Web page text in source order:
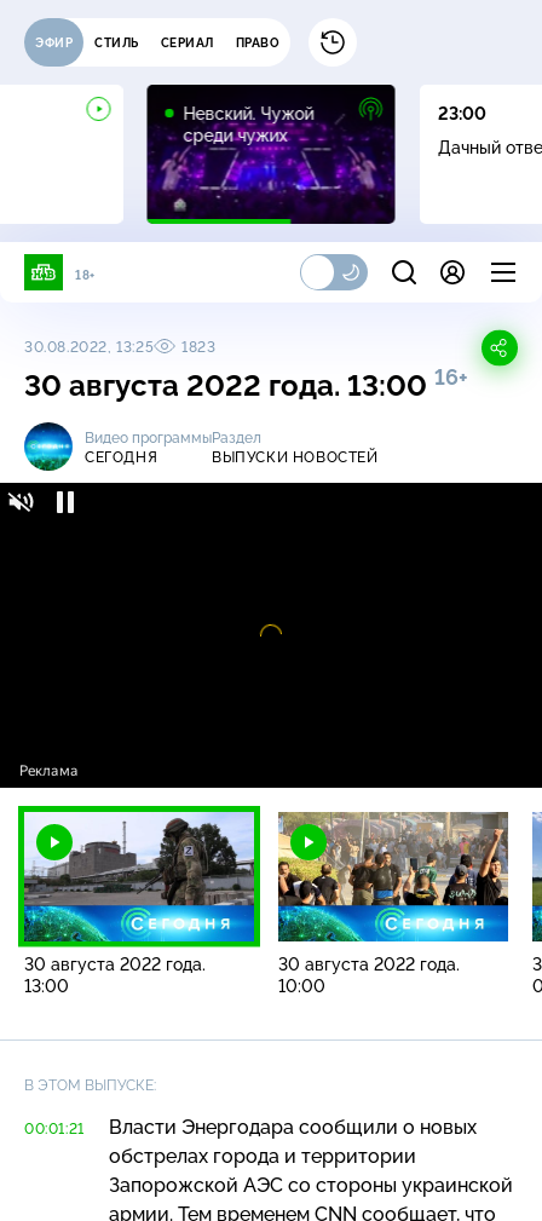
ЭФИР СТИЛЬ СЕРИАЛ ПРАВО
Невский. Чужой
среди чужих
16+
23:00
Дачный
18+
30.08.2022, 13:25 1823
30 августа 2022 года. 13:00 16+
Видео программы
СЕГОДНЯ
Раздел
ВЫПУСКИ НОВОСТЕЙ
Видео
30 августа 2022 года.
13:00
30 августа 2022 года.
10:00
В ЭТОМ ВЫПУСКЕ:
00:01:21
Власти Энергодара сообщили о новых
обстрелах города и территории
Запорожской АЭС со стороны украинской
армии. Тем временем CNN сообщает, что